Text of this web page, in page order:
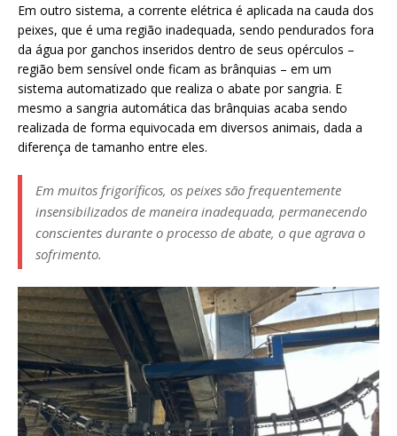
Em outro sistema, a corrente elétrica é aplicada na cauda dos
peixes, que é uma região inadequada, sendo pendurados fora
da água por ganchos inseridos dentro de seus opérculos –
região bem sensível onde ficam as brânquias – em um
sistema automatizado que realiza o abate por sangria. E
mesmo a sangria automática das brânquias acaba sendo
realizada de forma equivocada em diversos animais, dada a
diferença de tamanho entre eles.
Em muitos frigoríficos, os peixes são frequentemente
insensibilizados de maneira inadequada, permanecendo
conscientes durante o processo de abate, o que agrava o
sofrimento.